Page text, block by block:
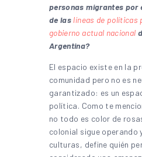
personas migrantes por
de las líneas de políticas
gobierno actual nacional
Argentina?
El espacio existe en la
comunidad pero no es
garantizado: es un
política. Como te
no todo es color de
colonial sigue operando
culturas, define quién